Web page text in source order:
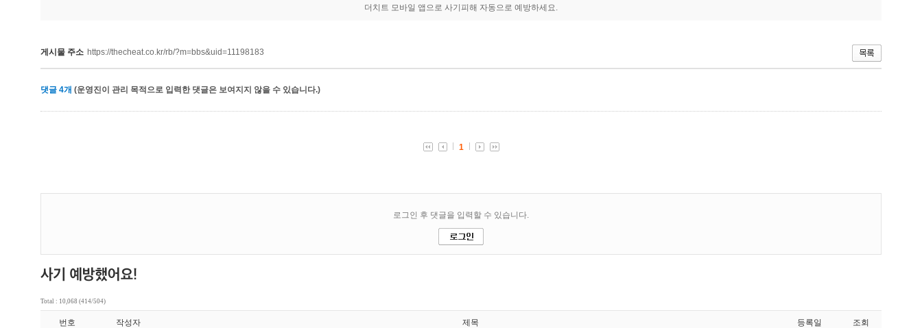
더치트 모바일 앱으로 사기피해 자동으로 예방하세요.
게시물 주소 https://thecheat.co.kr/rb/?m=bbs&uid=11198183
댓글 4개 (운영진이 관리 목적으로 입력한 댓글은 보여지지 않을 수 있습니다.)
Total : 10,068 (414/504)
번호 작성자 제목 등록일 조회